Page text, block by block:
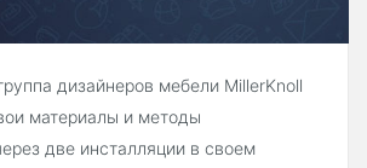
дизайнеров мебели MillerKnoll
материалы и методы
две инсталляции в своем